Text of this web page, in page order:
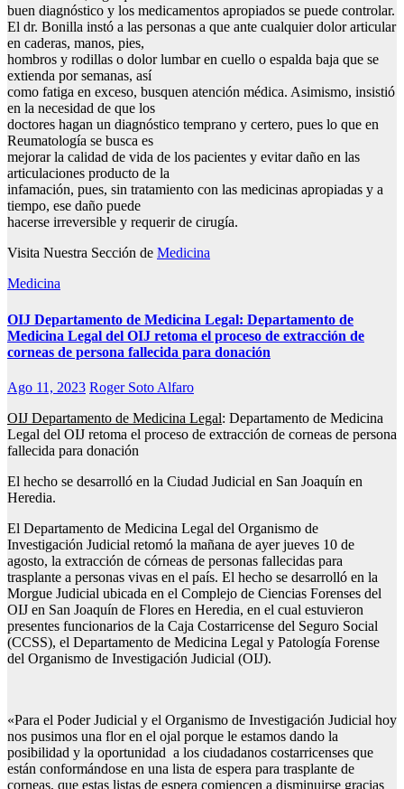
buen diagnóstico y los medicamentos apropiados se puede controlar.
El dr. Bonilla instó a las personas a que ante cualquier dolor articular
en caderas, manos, pies,
hombros y rodillas o dolor lumbar en cuello o espalda baja que se
extienda por semanas, así
como fatiga en exceso, busquen atención médica. Asimismo, insistió
en la necesidad de que los
doctores hagan un diagnóstico temprano y certero, pues lo que en
Reumatología se busca es
mejorar la calidad de vida de los pacientes y evitar daño en las
articulaciones producto de la
infamación, pues, sin tratamiento con las medicinas apropiadas y a
tiempo, ese daño puede
hacerse irreversible y requerir de cirugía.
Visita Nuestra Sección de Medicina
Medicina
OIJ Departamento de Medicina Legal: Departamento de
Medicina Legal del OIJ retoma el proceso de extracción de
corneas de persona fallecida para donación
Ago 11, 2023 Roger Soto Alfaro
OIJ Departamento de Medicina Legal: Departamento de Medicina
Legal del OIJ retoma el proceso de extracción de corneas de persona
fallecida para donación
El hecho se desarrolló en la Ciudad Judicial en San Joaquín en
Heredia.
El Departamento de Medicina Legal del Organismo de
Investigación Judicial retomó la mañana de ayer jueves 10 de
agosto, la extracción de córneas de personas fallecidas para
trasplante a personas vivas en el país. El hecho se desarrolló en la
Morgue Judicial ubicada en el Complejo de Ciencias Forenses del
OIJ en San Joaquín de Flores en Heredia, en el cual estuvieron
presentes funcionarios de la Caja Costarricense del Seguro Social
(CCSS), el Departamento de Medicina Legal y Patología Forense
del Organismo de Investigación Judicial (OIJ).
«Para el Poder Judicial y el Organismo de Investigación Judicial hoy
nos pusimos una flor en el ojal porque le estamos dando la
posibilidad y la oportunidad a los ciudadanos costarricenses que
están conformándose en una lista de espera para trasplante de
corneas, que estas listas de espera comiencen a disminuirse gracias